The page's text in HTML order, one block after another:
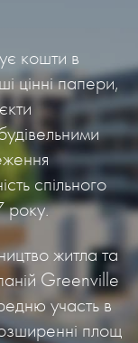
кошти в
цінні папери,
спільного
року.
житла та
Greenville
участь в
площ